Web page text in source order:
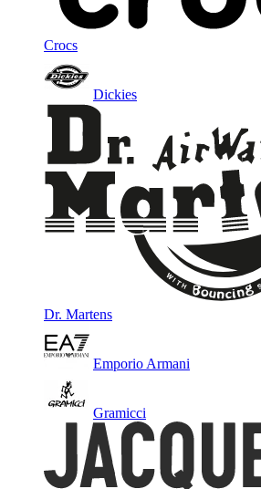
Crocs
Dickies
Dr. Martens
Emporio Armani
Gramicci